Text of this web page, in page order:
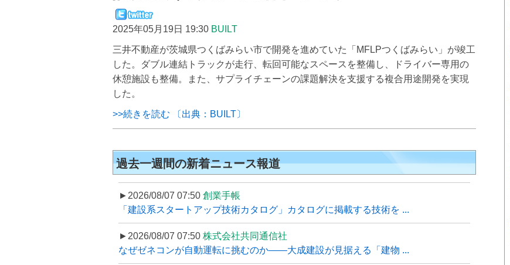
2025年05月19日 19:30 BUILT
三井不動産が茨城県つくばみらい市で開発を進めていた「MFLPつくばみらい」が竣工
した。ダブル連結トラックが走行、転回可能なスペースを整備し、ドライバー専用の
休憩施設も整備。また、サプライチェーンの課題解決を支援する複合用途開発を実現
した。
>>続きを読む 〔出典：BUILT〕
過去一週間の新着ニュース報道
►2026/08/07 07:50 創業手帳
「建設系スタートアップ技術カタログ」カタログに掲載する技術を ...
►2026/08/07 07:50 株式会社共同通信社
なぜゼネコンが自動運転に挑むのか――大成建設が見据える「建物 ...